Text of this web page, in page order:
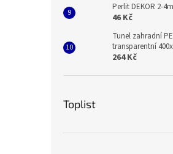
Perlit DEKOR 2-
46 Kč
Tunel zahradní
transparentní
264 Kč
Toplist